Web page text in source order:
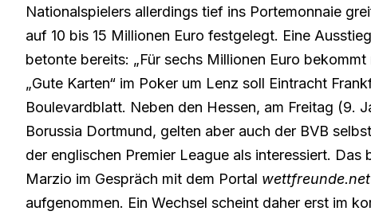
Nationalspielers allerdings tief ins Portemonnaie
auf 10 bis 15 Millionen Euro festgelegt. Eine
betonte bereits: „Für sechs Millionen Euro bekommt
„Gute Karten“ im Poker um Lenz soll Eintracht
Boulevardblatt. Neben den Hessen, am Freitag (9.
Borussia Dortmund, gelten aber auch der BVB
der englischen Premier League als interessiert.
Marzio im Gespräch mit dem Portal wettfreunde.net
aufgenommen. Ein Wechsel scheint daher erst im